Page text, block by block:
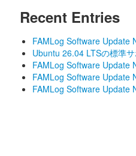
Recent Entries
FAMLog Software Update
Ubuntu 26.04 LTSの標準
FAMLog Software Update
FAMLog Software Update
FAMLog Software Update